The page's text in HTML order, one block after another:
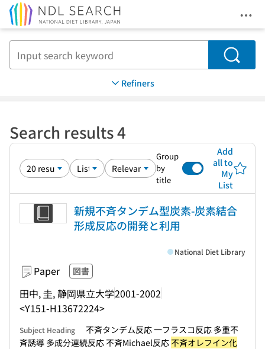
Search
Refiners
Search results 4
Group
by
title
Add
all to
My
List
新規不斉タンデム型炭素-炭素結合
形成反応の開発と利用
Paper 図書
田中, 圭, 静岡県立大学2001-2002
<Y151-H13672224>
National Diet Library
Subject Heading
不斉タンデム反応 一フラスコ反応 多重不
斉誘導 多成分連続反応 不斉Michael反応不斉オレフイン化